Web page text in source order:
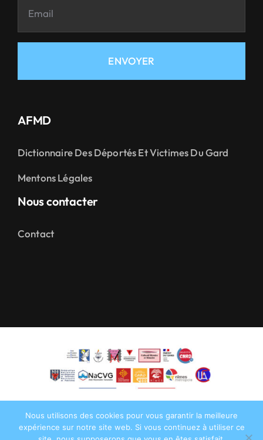
ENVOYER
AFMD
Dictionnaire Des Déportés Et Victimes Du Gard
Mentons Légales
Nous contacter
Contact
Nous utilisons des cookies pour vous garantir la meilleure
expérience sur notre site web. Si vous continuez à utiliser ce